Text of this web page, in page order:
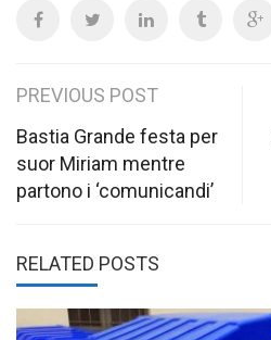
Post
navigation
PREVIOUS POST
Bastia Grande festa per
suor Miriam mentre
partono i ‘comunicandi’
RELATED POSTS